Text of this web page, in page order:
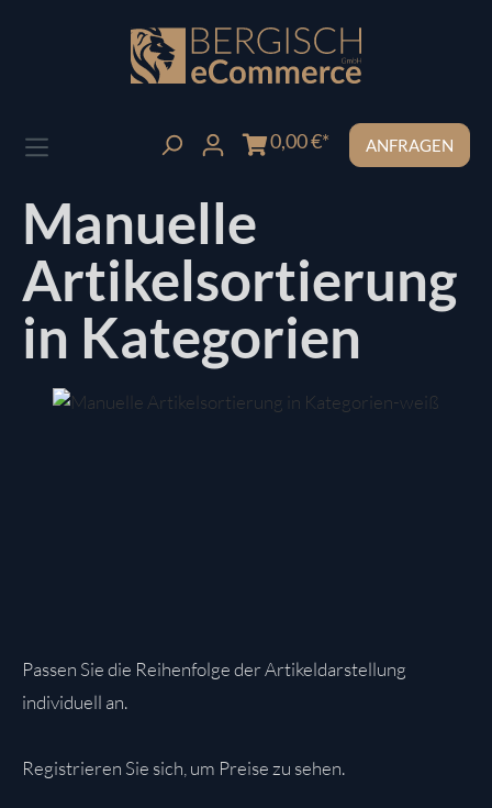
Zum Hauptinhalt springen
0,00 €* ANFRAGEN
Manuelle
Artikelsortierung
in Kategorien
Bildergalerie überspringen
Passen Sie die Reihenfolge der Artikeldarstellung
individuell an.
Registrieren Sie sich, um Preise zu sehen.